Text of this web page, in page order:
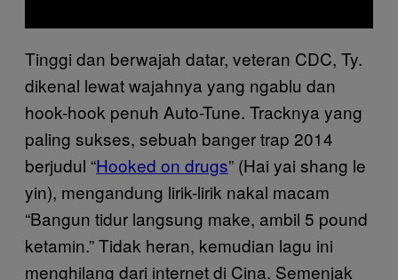
Tinggi dan berwajah datar, veteran CDC, Ty.
dikenal lewat wajahnya yang ngablu dan
hook-hook penuh Auto-Tune. Tracknya yang
paling sukses, sebuah banger trap 2014
berjudul “Hooked on drugs” (Hai yai shang le
yin), mengandung lirik-lirik nakal macam
“Bangun tidur langsung make, ambil 5 pound
ketamin.” Tidak heran, kemudian lagu ini
menghilang dari internet di Cina. Semenjak